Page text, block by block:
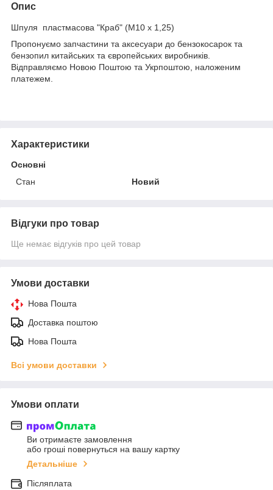
Опис
Шпуля пластмасова "Краб" (M10 x 1,25)
Пропонуємо запчастини та аксесуари до бензокосарок та
бензопил китайських та європейських виробників.
Відправляємо Новою Поштою та Укрпоштою, наложеним
платежем.
Характеристики
Основні
Стан
Новий
Відгуки про товар
Ще немає відгуків про цей товар
Умови доставки
Нова Пошта
Доставка поштою
Нова Пошта
Всі умови доставки
Умови оплати
Ви отримаєте замовлення
або гроші повернуться на вашу картку
Детальніше
Післяплата